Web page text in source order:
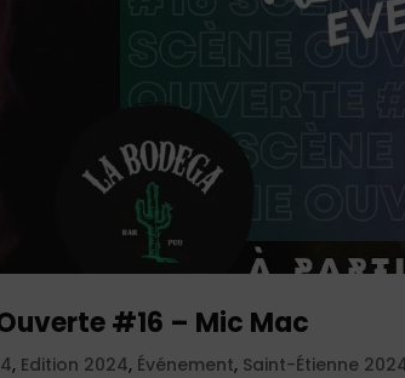
#16 – Mic Mac
, Edition 2024, Événement, Saint-Étienne